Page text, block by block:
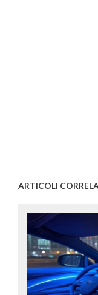
ARTICOLI